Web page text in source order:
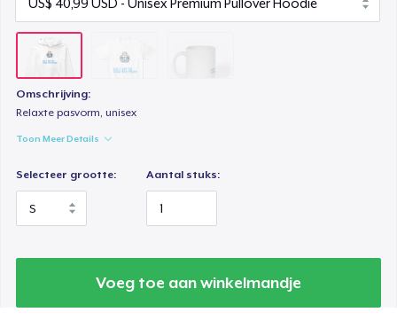
Omschrijving:
Relaxte pasvorm, unisex
Toon Meer Details
Selecteer grootte: Aantal stuks:
Voeg toe aan winkelmandje